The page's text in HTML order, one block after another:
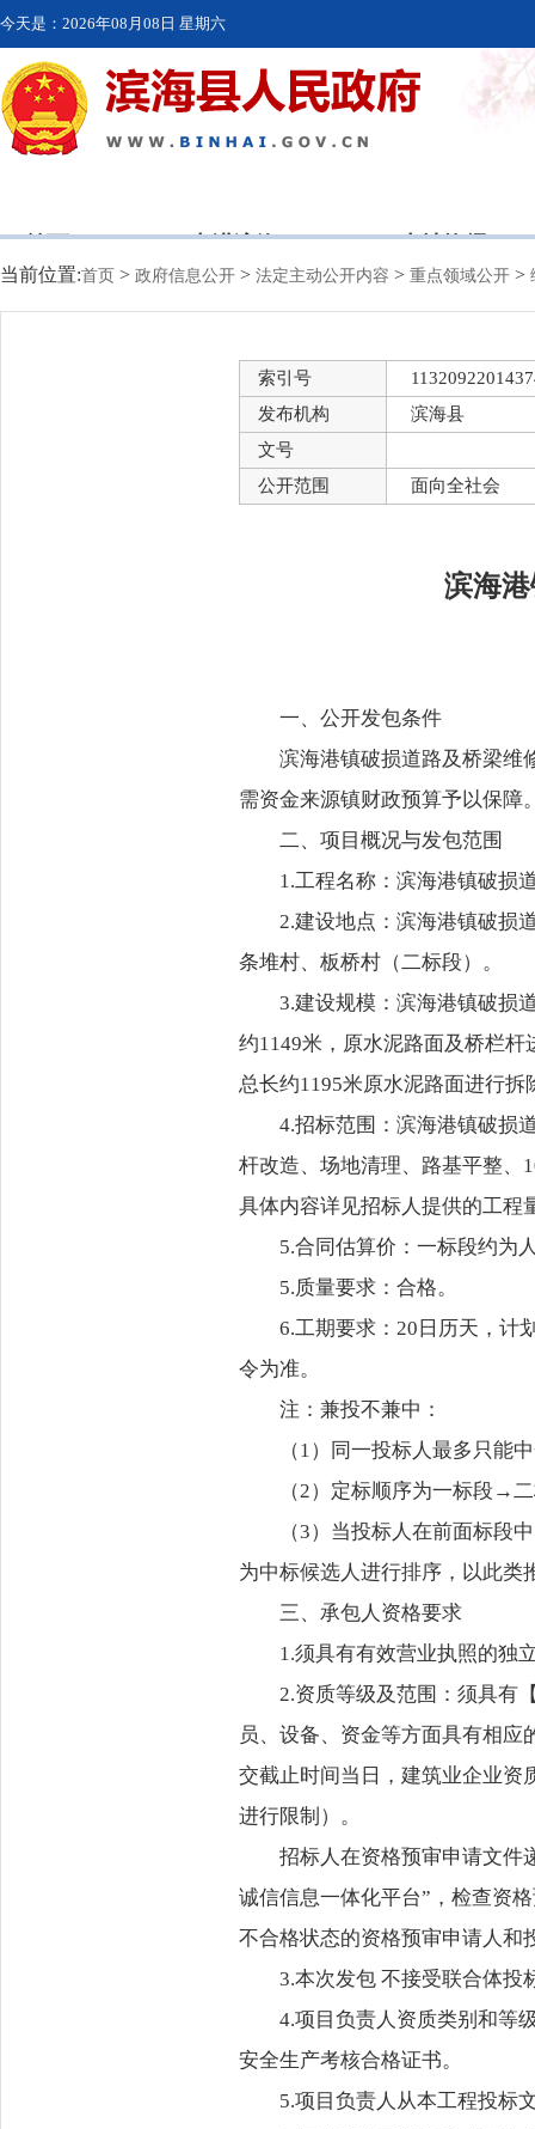
今天是： 2026年08月08日 星期六
首页 走进滨海 本地资讯
当前位置:首页 > 政府信息公开 > 法定主动公开内容 > 重点领域公开 >
索引号
发布机构
滨海县
文号
公开范围
面向全社会
滨海
一、公开发包条件
滨海港镇破损道路及桥梁维
需资金来源镇财政预算予以保障
二、项目概况与发包范围
1.工程名称：滨海港镇破损
2.建设地点：滨海港镇破损
条堆村、板桥村（二标段）。
3.建设规模：滨海港镇破损
约1149米，原水泥路面及桥栏
总长约1195米原水泥路面进行拆
4.招标范围：滨海港镇破损
杆改造、场地清理、路基平整、
具体内容详见招标人提供的工程
5.合同估算价：一标段约为
5.质量要求：合格。
6.工期要求：20日历天，计
令为准。
注：兼投不兼中：
（1）同一投标人最多只能
（2）定标顺序为一标段→
（3）当投标人在前面标段
为中标候选人进行排序，以此类
三、承包人资格要求
1.须具有有效营业执照的独
2.资质等级及范围：须具有
员、设备、资金等方面具有相
交截止时间当日，建筑业企业资
进行限制）。
招标人在资格预审申请文件
诚信信息一体化平台”，检查资
不合格状态的资格预审申请人和
3.本次发包 不接受联合体投
4.项目负责人资质类别和等
安全生产考核合格证书。
5.项目负责人从本工程投标